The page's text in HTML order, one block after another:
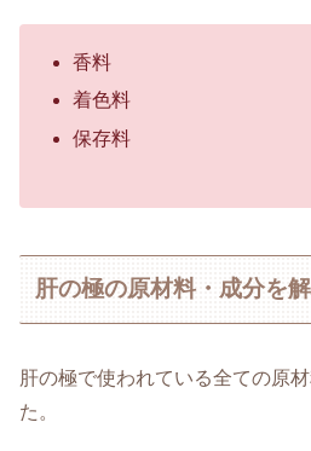
香料
着色料
保存料
肝の極の原材料・成分を
肝の極で使われている全ての原
た。